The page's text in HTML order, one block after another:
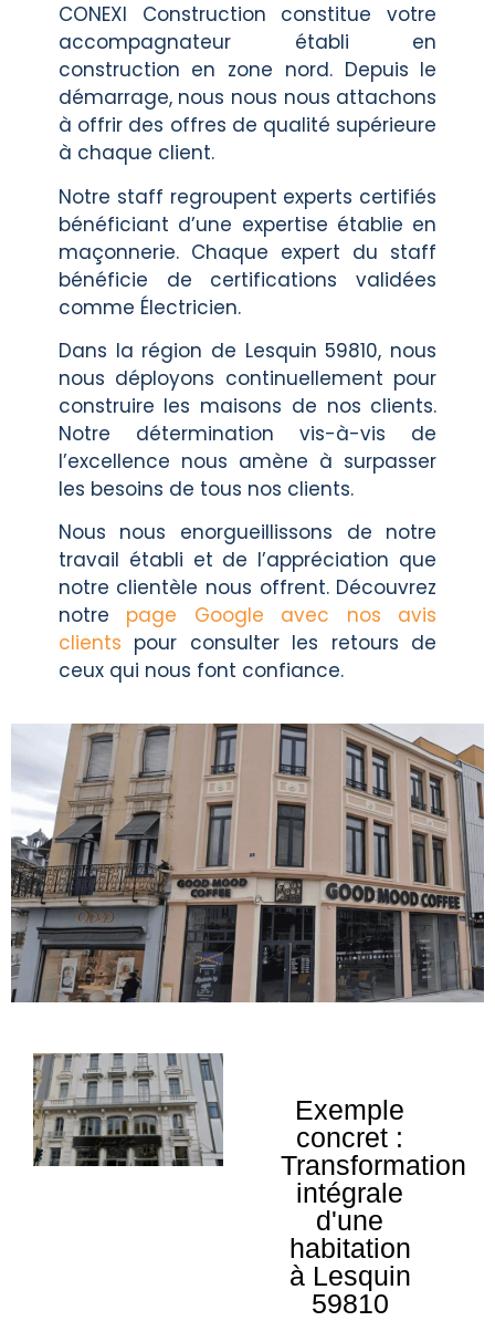
CONEXI Construction constitue votre
accompagnateur établi en
construction en zone nord. Depuis le
démarrage, nous nous nous attachons
à offrir des offres de qualité supérieure
à chaque client.
Notre staff regroupent experts certifiés
bénéficiant d’une expertise établie en
maçonnerie. Chaque expert du staff
bénéficie de certifications validées
comme Électricien.
Dans la région de Lesquin 59810, nous
nous déployons continuellement pour
construire les maisons de nos clients.
Notre détermination vis-à-vis de
l’excellence nous amène à surpasser
les besoins de tous nos clients.
Nous nous enorgueillissons de notre
travail établi et de l’appréciation que
notre clientèle nous offrent. Découvrez
notre page Google avec nos avis
clients pour consulter les retours de
ceux qui nous font confiance.
Exemple
concret :
Transformation
intégrale
d'une
habitation
à Lesquin
59810